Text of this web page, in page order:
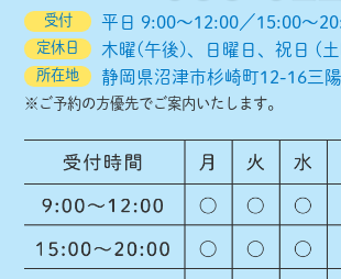
受付 平日 9:00～12:00／15:00～
定休日 木曜(午後)、日曜日、祝日 (
所在地 静岡県沼津市杉崎町12-16三
※ご予約の方優先でご案内いたします。